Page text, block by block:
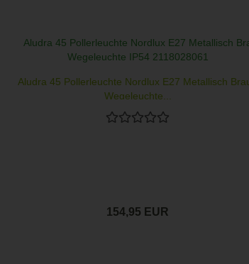
Aludra 45 Pollerleuchte Nordlux E27 Metallisch
Wegeleuchte...
154,95 EUR